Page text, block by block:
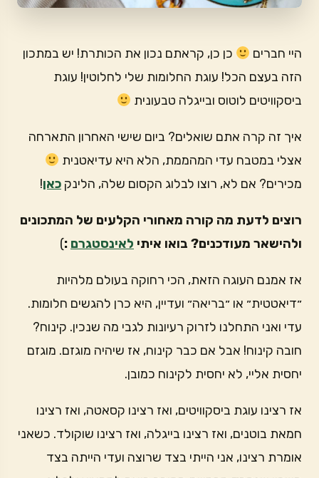
היי חברים
כן כן, קראתם נכון את הכותרת! יש במתכון
הזה בעצם הכל! עוגת החלומות שלי לחלוטין! עוגת
ביסקוויטים לוטוס ובייגלה טבעונית
איך זה קרה אתם שואלים? ביום שישי האחרון התארחה
אצלי במטבח עדי המהממת, הלא היא עדיאטנית
מכירים? אם לא, רוצו לבלוג הקסום שלה, הלינק כאן!
רוצים לדעת מה קורה מאחורי הקלעים של המתכונים
ולהישאר מעודכנים? בואו איתי לאינסטגרם :
)
אז אמנם העוגה הזאת, הכי רחוקה בעולם מלהיות
״דיאטטית״ או ״בריאה״ ועדיין, היא כרן להגשים חלומות.
עדי ואני התחלנו לזרוק רעיונות לגבי מה שנכין. קינוח?
חובה קינוח! אבל אם כבר קינוח, אז שיהיה מוגזם. מוגזם
יחסית אליי, לא יחסית לקינוח כמובן.
אז רצינו עוגת ביסקוויטים, ואז רצינו קסאטה, ואז רצינו
חמאת בוטנים, ואז רצינו בייגלה, ואז רצינו שוקולד. כשאני
אומרת רצינו, אני הייתי בצד שרוצה ועדי הייתה בצד